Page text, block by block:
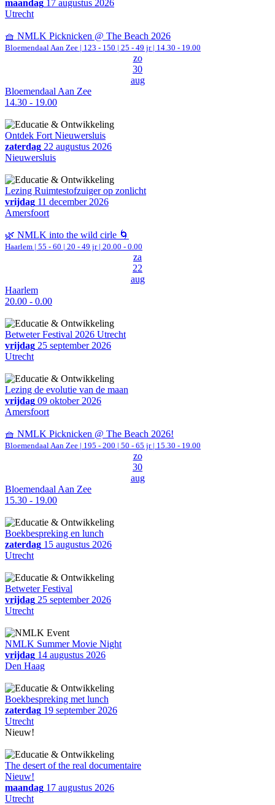
maandag 17 augustus 2026
Utrecht
🧺 NMLK Picknicken @ The Beach 2026
Bloemendaal Aan Zee | 123 - 150 | 25 - 49 jr | 14.30 - 19.00
zo
30
aug
Bloemendaal Aan Zee
14.30 - 19.00
Ontdek Fort Nieuwersluis
zaterdag 22 augustus 2026
Nieuwersluis
Lezing Ruimtestofzuiger op zonlicht
vrijdag 11 december 2026
Amersfoort
🌿 NMLK into the wild cirle 🌀
Haarlem | 55 - 60 | 20 - 49 jr | 20.00 - 0.00
za
22
aug
Haarlem
20.00 - 0.00
Betweter Festival 2026 Utrecht
vrijdag 25 september 2026
Utrecht
Lezing de evolutie van de maan
vrijdag 09 oktober 2026
Amersfoort
🧺 NMLK Picknicken @ The Beach 2026!
Bloemendaal Aan Zee | 195 - 200 | 50 - 65 jr | 15.30 - 19.00
zo
30
aug
Bloemendaal Aan Zee
15.30 - 19.00
Boekbespreking en lunch
zaterdag 15 augustus 2026
Utrecht
Betweter Festival
vrijdag 25 september 2026
Utrecht
NMLK Summer Movie Night
vrijdag 14 augustus 2026
Den Haag
Boekbespreking met lunch
zaterdag 19 september 2026
Utrecht
Nieuw!
The desert of the real documentaire
Nieuw!
maandag 17 augustus 2026
Utrecht